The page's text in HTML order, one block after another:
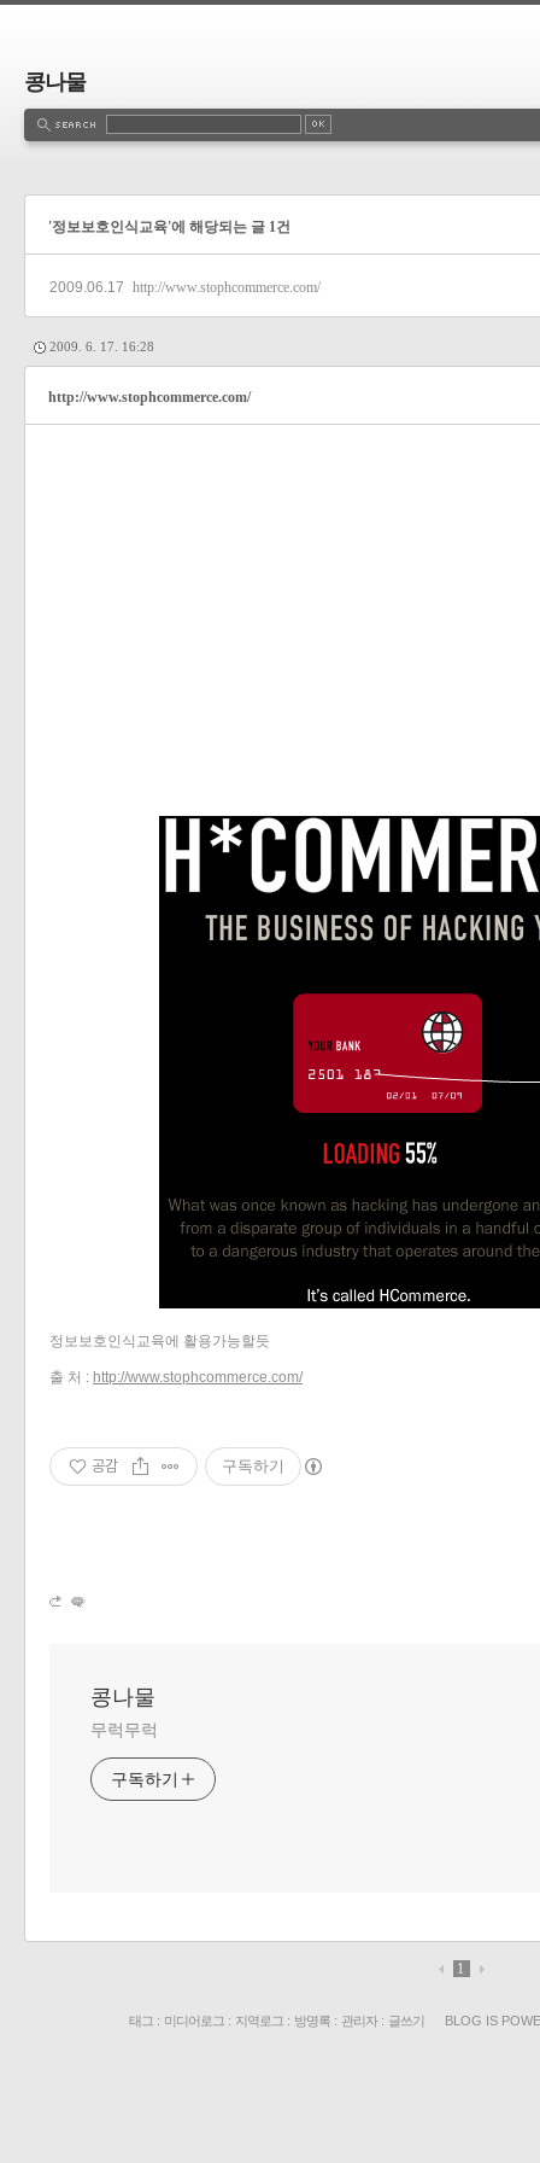
콩나물
'정보보호인식교육'에 해당되는 글 1건
2009.06.17 http://www.stophcommerce.com/
2009. 6. 17. 16:28
http://www.stophcommerce.com/
정보보호인식교육에 활용가능할듯
출 처 : http://www.stophcommerce.com/
공감 구독하기
콩나물
무럭무럭
구독하기
1
태그 : 미디어로그 : 지역로그 : 방명록 : 관리자: 글쓰기 BLOG IS